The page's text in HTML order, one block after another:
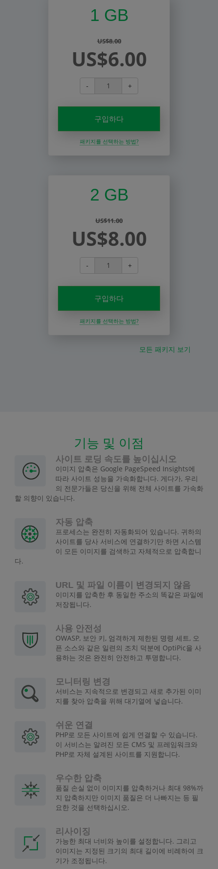
1 GB
US$8.00
US$6.00
- +
구입하다
패키지를 선택하는 방법?
2 GB
US$11.00
US$8.00
- +
구입하다
패키지를 선택하는 방법?
모든 패키지 보기
기능 및 이점
사이트 로딩 속도를 높이십시오
이미지 압축은 Google PageSpeed Insights에
따라 사이트 성능을 가속화합니다. 게다가, 우리
의 전문가들은 당신을 위해 전체 사이트를 가속화
할 의향이 있습니다.
자동 압축
프로세스는 완전히 자동화되어 있습니다. 귀하의
사이트를 당사 서비스에 연결하기만 하면 시스템
이 모든 이미지를 검색하고 자체적으로 압축합니
다.
URL 및 파일 이름이 변경되지 않음
이미지를 압축한 후 동일한 주소의 똑같은 파일에
저장됩니다.
사용 안전성
OWASP, 보안 키, 엄격하게 제한된 명령 세트, 오
픈 소스와 같은 일련의 조치 덕분에 OptiPic을 사
용하는 것은 완전히 안전하고 투명합니다.
모니터링 변경
서비스는 지속적으로 변경되고 새로 추가된 이미
지를 찾아 압축을 위해 대기열에 넣습니다.
쉬운 연결
PHP로 모든 사이트에 쉽게 연결할 수 있습니다.
이 서비스는 알려진 모든 CMS 및 프레임워크와
PHP로 자체 설계된 사이트를 지원합니다.
우수한 압축
품질 손실 없이 이미지를 압축하거나 최대 98%까
지 압축하지만 이미지 품질은 더 나빠지는 등 필
요한 것을 선택하십시오.
리사이징
가능한 최대 너비와 높이를 설정합니다. 그리고
이미지는 지정된 크기의 최대 길이에 비례하여 크
기가 조정됩니다.